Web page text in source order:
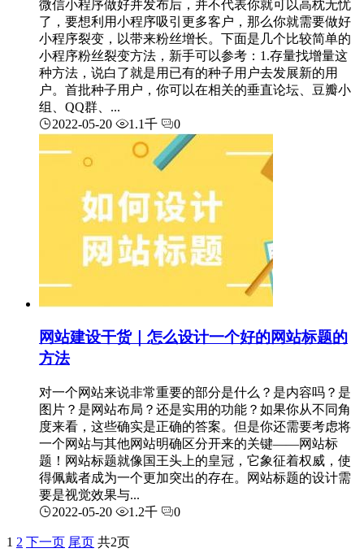
微信小程序做好并发布后，并不代表你就可以高枕无忧
了，要想利用小程序吸引更多客户，那么你就需要做好
小程序裂变，以带来粉丝增长。下面是几个比较简单的
小程序粉丝裂变方法，新手可以参考：1.存量找增量这
种方法，说白了就是用已有的种子用户去发展新的用
户。首批种子用户，你可以在相关的垂直论坛、豆瓣小
组、QQ群、...
2022-05-20
1.1千 0
网站建设干货｜怎么设计一个好的网站标题的
方法
对一个网站来说非常重要的部分是什么？是内容吗？是
图片？是网站布局？还是实用的功能？如果你从不同角
度来看，这些确实是正确的答案。但是你还需要考虑将
一个网站与其他网站明确区分开来的关键——网站标
题！网站标题就像国王头上的皇冠，它象征着权威，使
得佩戴者成为一个更加突出的存在。网站标题的设计需
要是视觉效果与...
2022-05-20
1.2千 0
1 2 下一页 尾页 共2页